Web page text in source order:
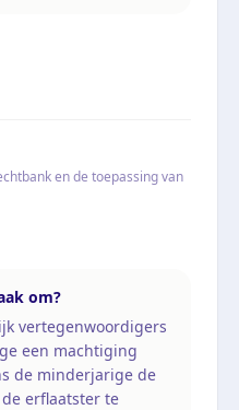
en de toepassing van
om?
vertegenwoordigers
een machtiging
de minderjarige de
erflaatster te